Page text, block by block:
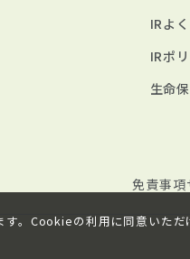
。Cookieの利用に同意いた
IRよ
IRポ
生命
免責事項